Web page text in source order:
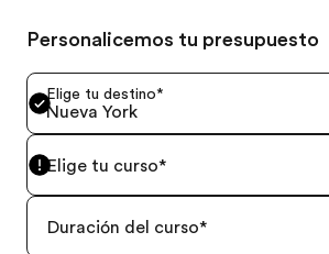
Personalicemos tu presupuesto
Elige tu destino*
Nueva York
Elige tu curso*
Duración del curso*